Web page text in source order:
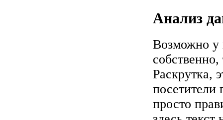
Анализ
Возможно у
собственно,
Раскрутка,
посетители
просто